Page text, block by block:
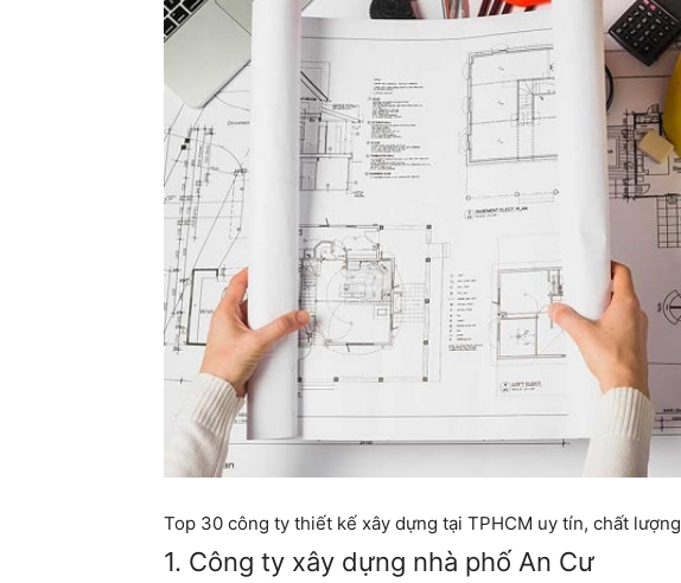
Top 30 công ty thiết kế xây dựng tại TPHCM uy tín, chất lượng
1. Công ty xây dựng nhà phố An Cư